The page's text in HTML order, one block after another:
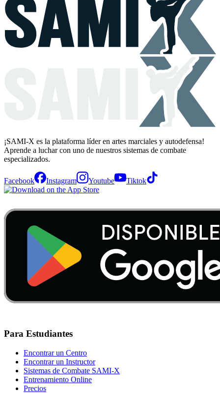
¡SAMI-X es la plataforma líder en artes marciales y autodefensa!
Aprende a luchar con uno de nuestros sistemas de combate
especializados.
Facebook Instagram Youtube Tiktok
Para Estudiantes
Encontrar un Centro
Encontrar un Instructor
Sistemas de Combate SAMI-X
Entrenamiento Online
Precios